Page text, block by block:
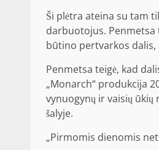
Ši plėtra ateina su tam
darbuotojus. Penmetsa
būtino pertvarkos dalis,
Penmetsa teigė, kad
„Monarch“ produkcija
vynuogynų ir vaisių
šalyje.
„Pirmomis dienomis